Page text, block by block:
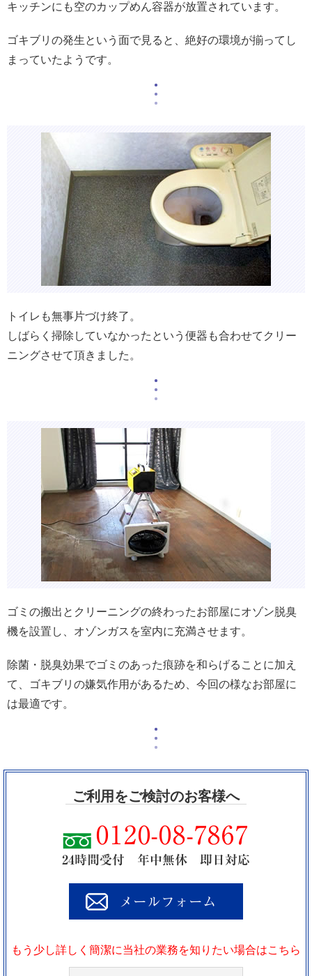
キッチンにも空のカップめん容器が放置されています。
ゴキブリの発生という面で見ると、絶好の環境が揃ってし
まっていたようです。
トイレも無事片づけ終了。
しばらく掃除していなかったという便器も合わせてクリー
ニングさせて頂きました。
ゴミの搬出とクリーニングの終わったお部屋にオゾン脱臭
機を設置し、オゾンガスを室内に充満させます。
除菌・脱臭効果でゴミのあった痕跡を和らげることに加え
て、ゴキブリの嫌気作用があるため、今回の様なお部屋に
は最適です。
ご利用をご検討のお客様へ
0120-08-7867
24時間受付 年中無休 即日対応
メールフォーム
もう少し詳しく簡潔に当社の業務を知りたい場合はこちら